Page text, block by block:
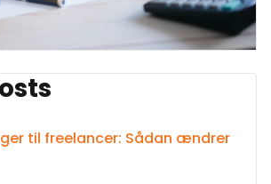
til freelancer: Sådan ændrer